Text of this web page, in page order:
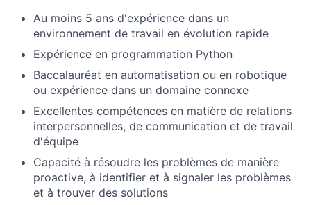
Au moins 5 ans d'expérience dans un
environnement de travail en évolution rapide
Expérience en programmation Python
Baccalauréat en automatisation ou en robotique
ou expérience dans un domaine connexe
Excellentes compétences en matière de relations
interpersonnelles, de communication et de travail
d'équipe
Capacité à résoudre les problèmes de manière
proactive, à identifier et à signaler les problèmes
et à trouver des solutions